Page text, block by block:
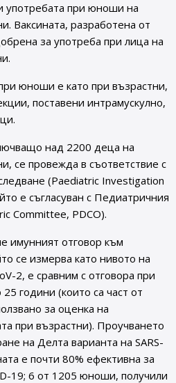
употребата при юноши на
Ваксината, разработена от
за употреба при лица на
юноши е като при възрастни,
поставени интрамускулно,
над 2200 деца на
се провежда в съответствие с
(Paediatric Investigation
е съгласуван с Педиатричния
Committee, PDCO).
имунният отговор към
се измерва като нивото на
2, е сравним с отговора при
години (които са част от
за оценка на
при възрастни). Проучването
на Делта варианта на SARS-
е почти 80% ефективна за
19; 6 от 1205 юноши, получили